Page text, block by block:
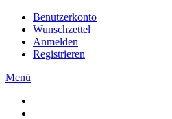
Benutzerkonto
Wunschzettel
Anmelden
Registrieren
Menü